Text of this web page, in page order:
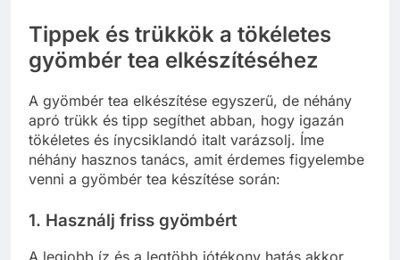
Tippek és trükkök a tökéletes
gyömbér tea elkészítéséhez
A gyömbér tea elkészítése egyszerű, de néhány
apró trükk és tipp segíthet abban, hogy igazán
tökéletes és ínycsiklandó italt varázsolj. Íme
néhány hasznos tanács, amit érdemes figyelembe
venni a gyömbér tea készítése során:
1. Használj friss gyömbért